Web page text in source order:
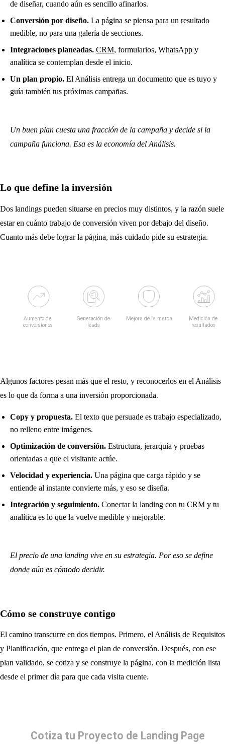
de diseñar, cuando aún es sencillo afinarlos.
Conversión por diseño. La página se piensa para un resultado
medible, no para una galería de secciones.
Integraciones planeadas. CRM, formularios, WhatsApp y
analítica se contemplan desde el inicio.
Un plan propio. El Análisis entrega un documento que es tuyo y
guía también tus próximas campañas.
Un buen plan cuesta una fracción de la campaña y decide si la
campaña funciona. Esa es la economía del Análisis.
Lo que define la inversión
Dos landings pueden situarse en precios muy distintos, y la razón suele
estar en cuánto trabajo de conversión viven por debajo del diseño.
Cuanto más debe lograr la página, más cuidado pide su estrategia.
Algunos factores pesan más que el resto, y reconocerlos en el Análisis
es lo que da forma a una inversión proporcionada.
Copy y propuesta. El texto que persuade es trabajo especializado,
no relleno entre imágenes.
Optimización de conversión. Estructura, jerarquía y pruebas
orientadas a que el visitante actúe.
Velocidad y experiencia. Una página que carga rápido y se
entiende al instante convierte más, y eso se diseña.
Integración y seguimiento. Conectar la landing con tu CRM y tu
analítica es lo que la vuelve medible y mejorable.
El precio de una landing vive en su estrategia. Por eso se define
donde aún es cómodo decidir.
Cómo se construye contigo
El camino transcurre en dos tiempos. Primero, el Análisis de Requisitos
y Planificación, que entrega el plan de conversión. Después, con ese
plan validado, se cotiza y se construye la página, con la medición lista
desde el primer día para que cada visita cuente.